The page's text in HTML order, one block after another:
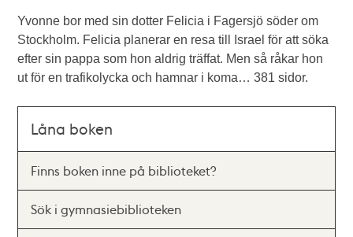
Yvonne bor med sin dotter Felicia i Fagersjö söder om
Stockholm. Felicia planerar en resa till Israel för att söka
efter sin pappa som hon aldrig träffat. Men så råkar hon
ut för en trafikolycka och hamnar i koma… 381 sidor.
Låna boken
Finns boken inne på biblioteket?
Sök i gymnasiebiblioteken